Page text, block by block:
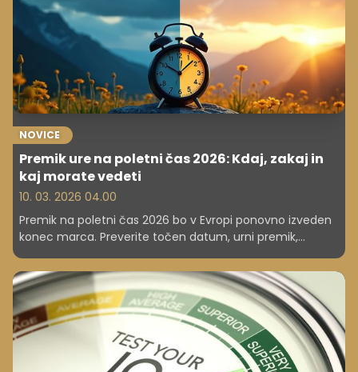
NOVICE
Premik ure na poletni čas 2026: Kdaj, zakaj in
kaj morate vedeti
10. 03. 2026 04.00
Premik na poletni čas 2026 bo v Evropi ponovno izveden
konec marca. Preverite točen datum, urni premik,
premikanja ure v EU.